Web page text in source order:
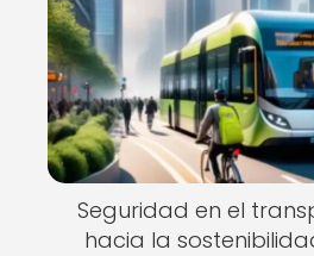
Seguridad en el
hacia la